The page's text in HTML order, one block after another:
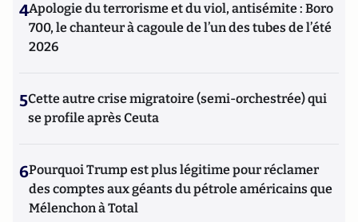
4Apologie du terrorisme et du viol, antisémite : Boro
700, le chanteur à cagoule de l’un des tubes de l’été
2026
5Cette autre crise migratoire (semi-orchestrée) qui
se profile après Ceuta
6Pourquoi Trump est plus légitime pour réclamer
des comptes aux géants du pétrole américains que
Mélenchon à Total